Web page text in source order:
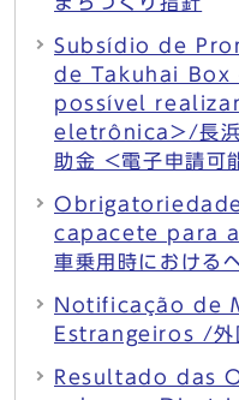
Subsídio de
de Takuhai Box
possível
eletrônica>/長浜
助金 <電子申請可
capacete para
車乗用時における
Notificação de
Estrangeiros /外
Resultado das